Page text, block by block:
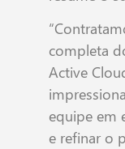
completa
Active
equipe em
e refinar o